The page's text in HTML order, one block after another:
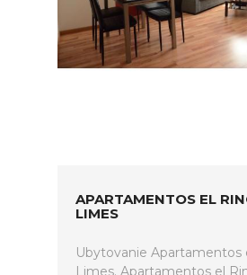
APARTAMENTOS EL
LIMES
Ubytovanie Apartamentos
Limes. Apartamentos el